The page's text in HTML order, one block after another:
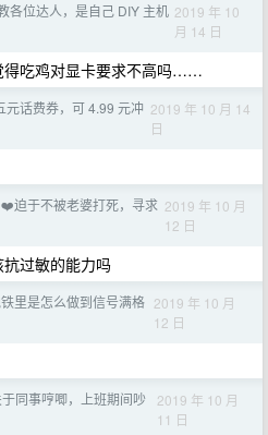
各位达人，是自己 DIY 主机 2019 年 10
月 14 日
得吃鸡对显卡要求不高吗……
元话费券，可 4.99 元冲 2019 年 10 月 14
日
于不被老婆打死，寻求 2019 年 10 月
12 日
过敏的能力吗
里是怎么做到信号满格 2019 年 10 月
12 日
于同事哼唧，上班期间吵
2019 年 10 月
11 日